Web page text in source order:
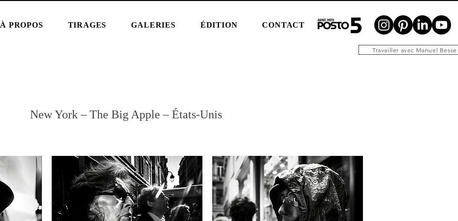
À PROPOS TIRAGES GALERIES ÉDITION CONTACT
Travailler avec Manuel Besse
New York – The Big Apple – États-Unis